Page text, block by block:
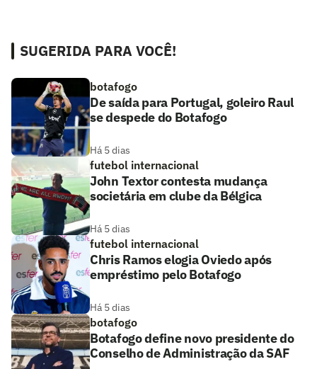
SUGERIDA PARA VOCÊ!
botafogo
De saída para Portugal, goleiro Raul
se despede do Botafogo
Há 5 dias
futebol internacional
John Textor contesta mudança
societária em clube da Bélgica
Há 5 dias
futebol internacional
Chris Ramos elogia Oviedo após
empréstimo pelo Botafogo
Há 5 dias
botafogo
Botafogo define novo presidente do
Conselho de Administração da SAF